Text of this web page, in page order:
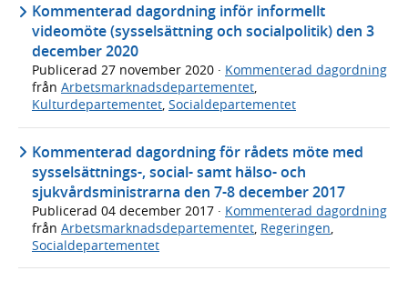
Kommenterad dagordning inför informellt
videomöte (sysselsättning och socialpolitik) den 3
december 2020
Publicerad 27 november 2020 · Kommenterad dagordning
från Arbetsmarknadsdepartementet,
Kulturdepartementet, Socialdepartementet
Kommenterad dagordning för rådets möte med
sysselsättnings-, social- samt hälso- och
sjukvårdsministrarna den 7-8 december 2017
Publicerad 04 december 2017 · Kommenterad dagordning
från Arbetsmarknadsdepartementet, Regeringen,
Socialdepartementet